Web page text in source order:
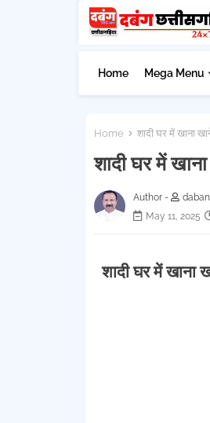
Home Mega Menu
Home शादी घर में खाना
शादी घर में
Author -
May 11, 2025
शादी घर में खाना